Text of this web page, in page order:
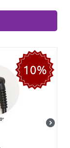
10%